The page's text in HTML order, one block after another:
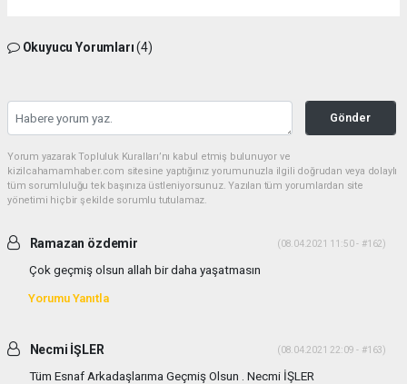
Okuyucu Yorumları(4)
Gönder
Yorum yazarak Topluluk Kuralları’nı kabul etmiş bulunuyor ve
kizilcahamamhaber.com sitesine yaptığınız yorumunuzla ilgili doğrudan veya dolaylı
tüm sorumluluğu tek başınıza üstleniyorsunuz. Yazılan tüm yorumlardan site
yönetimi hiçbir şekilde sorumlu tutulamaz.
Ramazan özdemir (08.04.2021 11:50 - #162)
Çok geçmiş olsun allah bir daha yaşatmasın
Yorumu Yanıtla
Necmi İŞLER (08.04.2021 22:09 - #163)
Tüm Esnaf Arkadaşlarıma Geçmiş Olsun . Necmi İŞLER